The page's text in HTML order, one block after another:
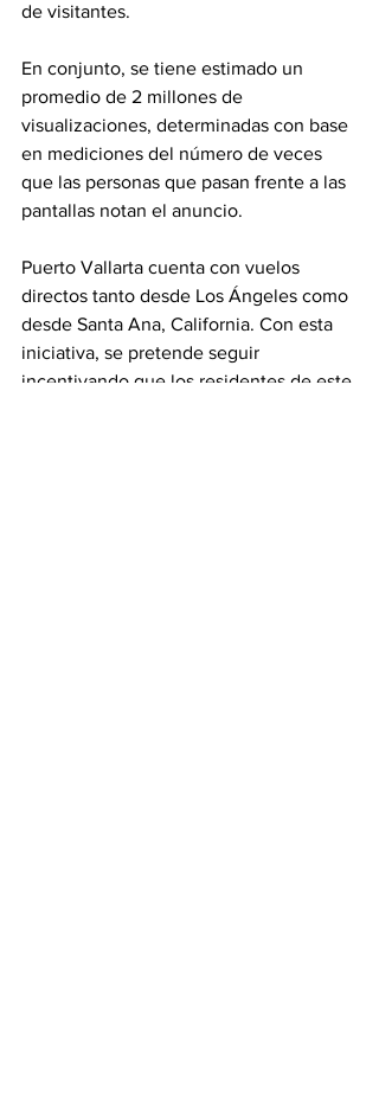
de visitantes.
En conjunto, se tiene estimado un
promedio de 2 millones de
visualizaciones, determinadas con base
en mediciones del número de veces
que las personas que pasan frente a las
pantallas notan el anuncio.
Puerto Vallarta cuenta con vuelos
directos tanto desde Los Ángeles como
desde Santa Ana, California. Con esta
iniciativa, se pretende seguir
incentivando que los residentes de este